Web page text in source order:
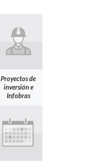
Proyectos de
inversión e
Infobras